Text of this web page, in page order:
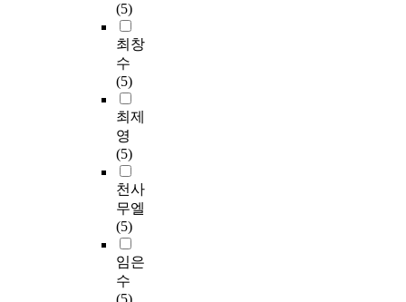
(5)
최창
수
(5)
최제
영
(5)
천사
무엘
(5)
임은
수